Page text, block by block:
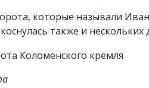
которые называли
также и нескольких